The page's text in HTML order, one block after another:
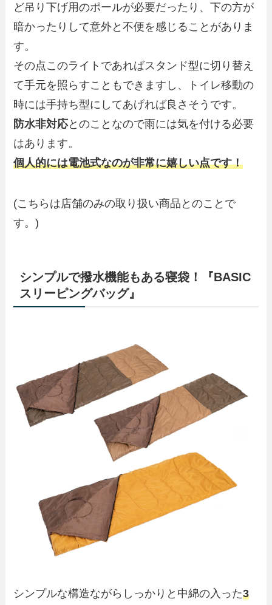
ど吊り下げ用のポールが必要だったり、下の方が
暗かったりして意外と不便を感じることがありま
す。
その点このライトであればスタンド型に切り替え
て手元を照らすこともできますし、トイレ移動の
時には手持ち型にしてあげれば良さそうです。
防水非対応とのことなので雨には気を付ける必要
はあります。
個人的には電池式なのが非常に嬉しい点です！
(こちらは店舗のみの取り扱い商品とのことで
す。)
シンプルで撥水機能もある寝袋！『BASIC
スリーピングバッグ』
シンプルな構造ながらしっかりと中綿の入った3